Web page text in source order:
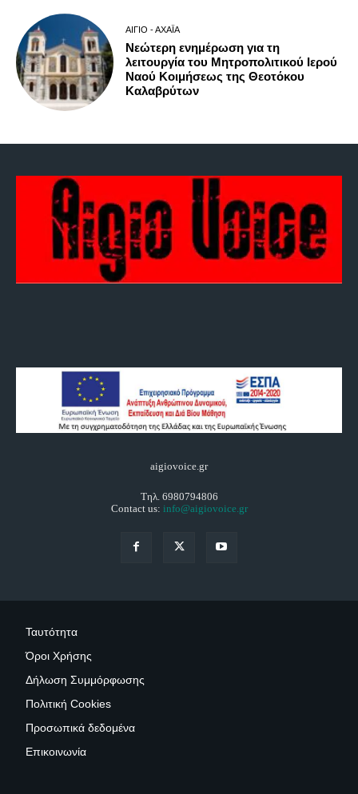
ΑΊΓΙΟ - ΑΧΑΪ́Α
Νεώτερη ενημέρωση για τη
λειτουργία του Μητροπολιτικού Ιερού
Ναού Κοιμήσεως της Θεοτόκου
Καλαβρύτων
aigiovoice.gr
Τηλ. 6980794806
Contact us: info@aigiovoice.gr
Ταυτότητα
Όροι Χρήσης
Δήλωση Συμμόρφωσης
Πολιτική Cookies
Προσωπικά δεδομένα
Επικοινωνία